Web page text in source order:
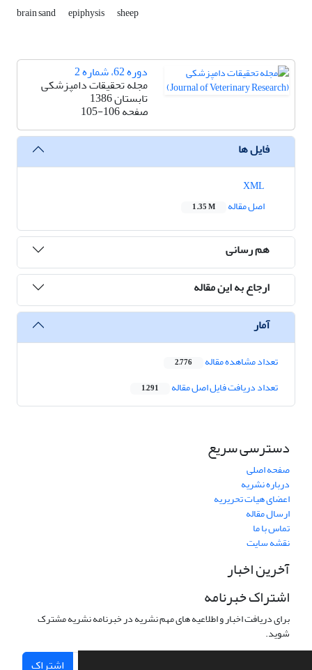
brain sand epiphysis sheep
دوره 62، شماره 2
مجله تحقیقات دامپزشکی
تابستان 1386
صفحه105-106
فایل ها
اصل مقاله
1.35 M
هم رسانی
ارجاع به این مقاله
آمار
تعداد مشاهده مقاله 2,776
تعداد دریافت فایل اصل مقاله 1,291
دسترسی سریع
صفحه اصلی
درباره نشریه
اعضای هیات تحریریه
ارسال مقاله
تماس با ما
نقشه سایت
آخرین اخبار
اشتراک خبرنامه
برای دریافت اخبار و اطلاعیه های مهم نشریه در خبرنامه نشریه مشترک
شوید.
اشتراک